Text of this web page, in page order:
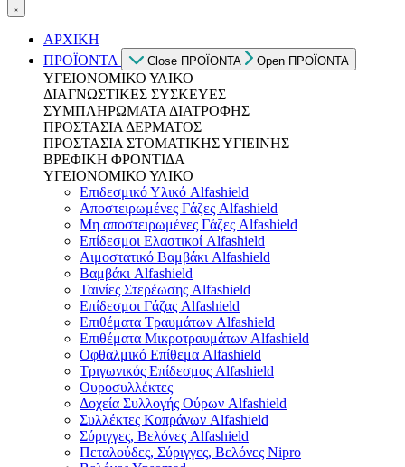
ΑΡΧΙΚΗ
ΠΡΟΪΟΝΤΑ
Close ΠΡΟΪΟΝΤΑ Open ΠΡΟΪΟΝΤΑ
ΥΓΕΙΟΝΟΜΙΚΟ ΥΛΙΚΟ
ΔΙΑΓΝΩΣΤΙΚΕΣ ΣΥΣΚΕΥΕΣ
ΣΥΜΠΛΗΡΩΜΑΤΑ ΔΙΑΤΡΟΦΗΣ
ΠΡΟΣΤΑΣΙΑ ΔΕΡΜΑΤΟΣ
ΠΡΟΣΤΑΣΙΑ ΣΤΟΜΑΤΙΚΗΣ ΥΓΙΕΙΝΗΣ
ΒΡΕΦΙΚΗ ΦΡΟΝΤΙΔΑ
ΥΓΕΙΟΝΟΜΙΚΟ ΥΛΙΚΟ
Επιδεσμικό Υλικό Alfashield
Αποστειρωμένες Γάζες Alfashield
Μη αποστειρωμένες Γάζες Alfashield
Επίδεσμοι Ελαστικοί Alfashield
Αιμοστατικό Βαμβάκι Alfashield
Βαμβάκι Alfashield
Ταινίες Στερέωσης Alfashield
Επίδεσμοι Γάζας Alfashield
Επιθέματα Τραυμάτων Alfashield
Επιθέματα Μικροτραυμάτων Alfashield
Οφθαλμικό Eπίθεμα Alfashield
Τριγωνικός Επίδεσμος Alfashield
Ουροσυλλέκτες
Δοχεία Συλλογής Ούρων Alfashield
Συλλέκτες Κοπράνων Alfashield
Σύριγγες, Βελόνες Alfashield
Πεταλούδες, Σύριγγες, Βελόνες Nipro